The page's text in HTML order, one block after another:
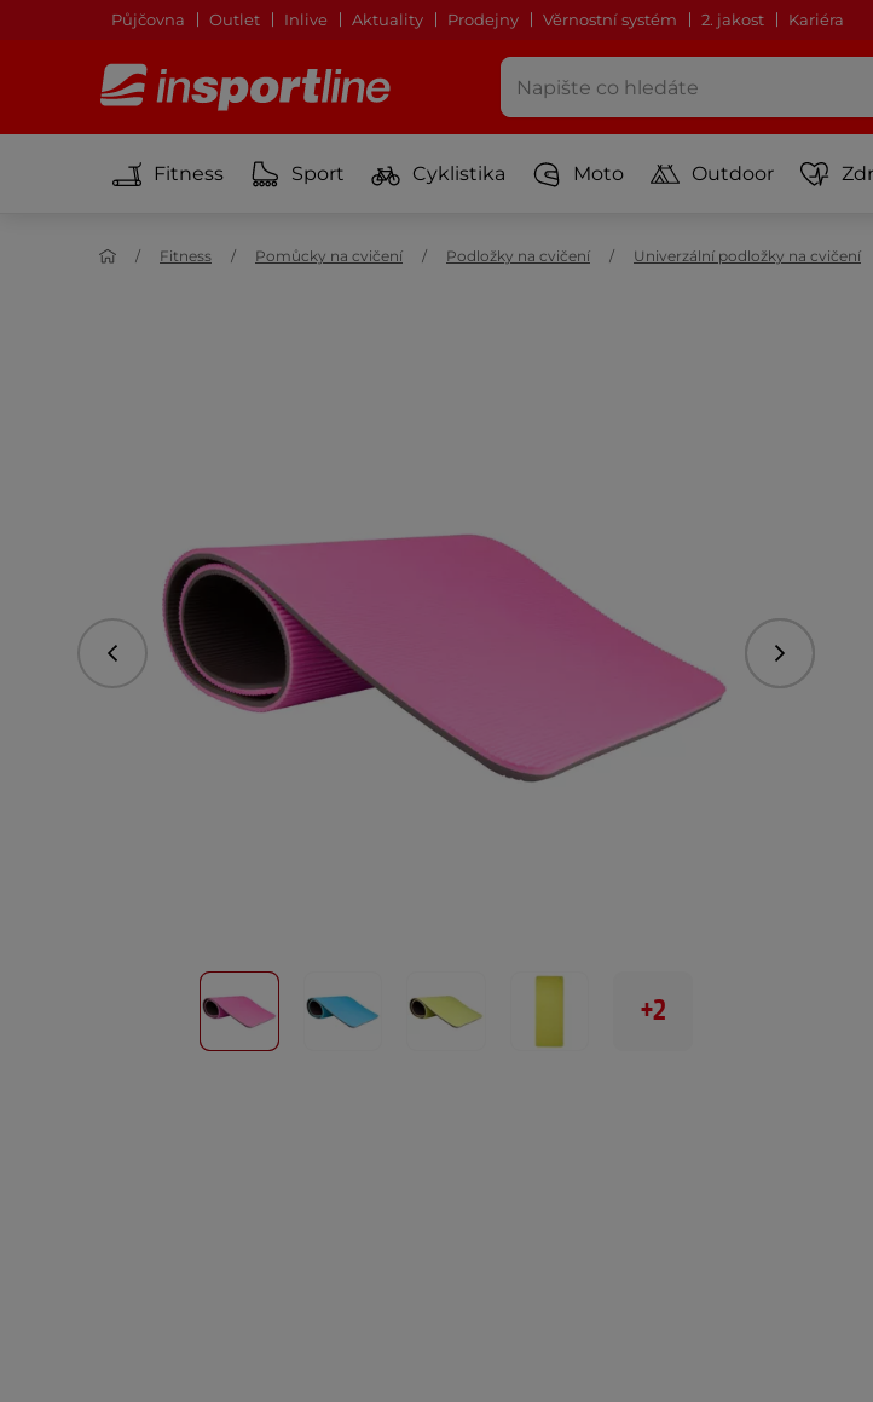
Půjčovna Outlet Inlive Aktuality Prodejny Věrnostní systém 2. jakost Kariéra
Fitness Sport Cyklistika Moto Outdoor
Fitness Pomůcky na cvičení Podložky na cvičení Univerzální podložky na cvičení
Předchozí Následující
+2